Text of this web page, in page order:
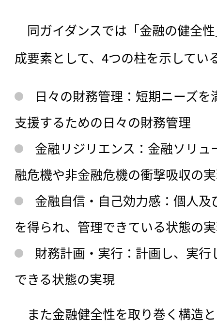
同ガイダンスでは「金融の健全
成要素として、4つの柱を示してい
日々の財務管理：短期ニーズ
支援するための日々の財務管理
金融リジリエンス：金融ソリ
融危機や非金融危機の衝撃吸収の
金融自信・自己効力感：個人
を得られ、管理できている状態の
財務計画・実行：計画し、実
できる状態の実現
また金融健全性を取り巻く構造